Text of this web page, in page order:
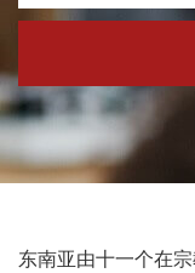
东南亚由十一个在